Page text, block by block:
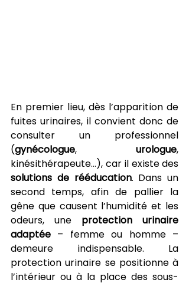
En premier lieu, dès l’apparition de
fuites urinaires, il convient donc de
consulter un professionnel
(gynécologue, urologue,
solutions de rééducation. Dans un
second temps, afin de pallier la
gêne que causent l’humidité et les
odeurs, une protection urinaire
adaptée – femme ou homme –
demeure indispensable. La
protection urinaire se positionne à
l’intérieur ou à la place des sous-